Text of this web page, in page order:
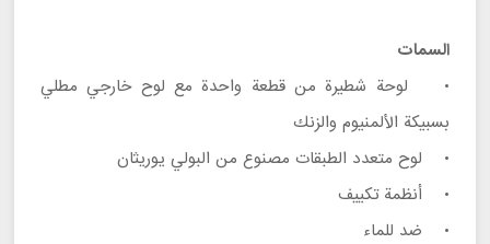
السمات
• لوحة شطيرة من قطعة واحدة مع لوح خارجي مطلي
بسبيكة الألمنيوم والزنك
• لوح متعدد الطبقات مصنوع من البولي يوريثان
• أنظمة تكييف
• ضد للماء